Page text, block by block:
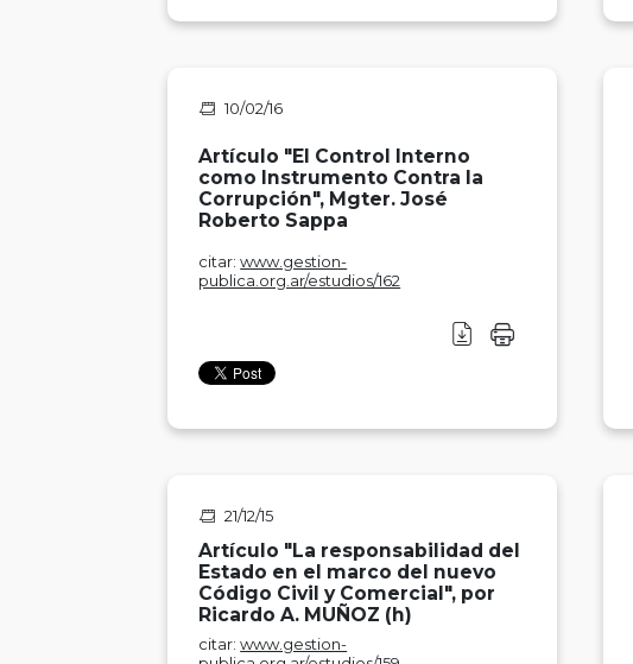
10/02/16
Artículo "El Control Interno
como Instrumento Contra la
Corrupción", Mgter. José
Roberto Sappa
citar:www.gestion-
publica.org.ar/estudios/162
21/12/15
Artículo "La responsabilidad del
Estado en el marco del nuevo
Código Civil y Comercial", por
Ricardo A. MUÑOZ (h)
citar:www.gestion-